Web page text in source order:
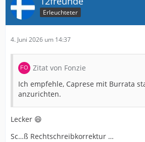
Erleuchteter
4. Juni 2026 um 14:37
Zitat von Fonzie
Ich empfehle, Caprese mit Burrata
anzurichten.
Lecker 😄
Sc…ß Rechtschreibkorrektur …